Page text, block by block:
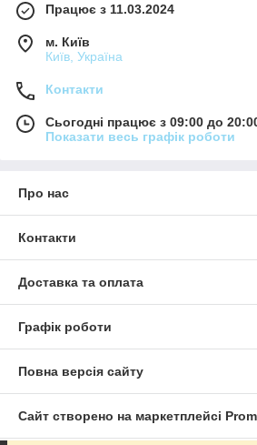
Працює з 11.03.2024
м. Київ
Київ, Україна
Контакти
Сьогодні працює з 09:00 до
Показати весь графік роботи
Про нас
Контакти
Доставка та оплата
Графік роботи
Повна версія сайту
Сайт створено на маркетплейсі